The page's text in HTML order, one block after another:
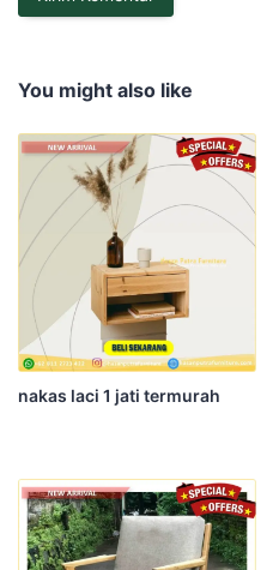
You might also like
nakas laci 1 jati termurah